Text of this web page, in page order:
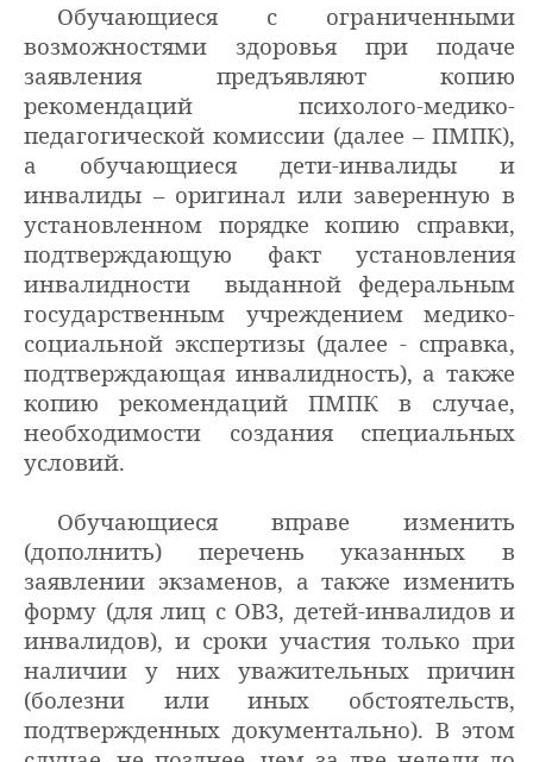
Обучающиеся с ограниченными
возможностями здоровья при подаче
заявления предъявляют копию
рекомендаций психолого-медико-
педагогической комиссии (далее – ПМПК),
а обучающиеся дети-инвалиды и
инвалиды – оригинал или заверенную в
установленном порядке копию справки,
подтверждающую факт установления
инвалидности выданной федеральным
государственным учреждением медико-
социальной экспертизы (далее - справка,
подтверждающая инвалидность), а также
копию рекомендаций ПМПК в случае,
необходимости создания специальных
условий.
Обучающиеся вправе изменить
(дополнить) перечень указанных в
заявлении экзаменов, а также изменить
форму (для лиц с ОВЗ, детей-инвалидов и
инвалидов), и сроки участия только при
наличии у них уважительных причин
(болезни или иных обстоятельств,
подтвержденных документально). В этом